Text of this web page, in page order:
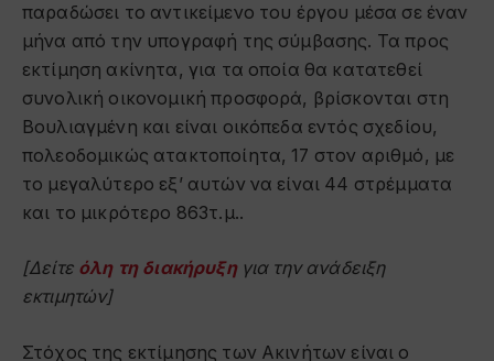
παραδώσει το αντικείμενο του έργου μέσα σε έναν
μήνα από την υπογραφή της σύμβασης. Τα προς
εκτίμηση ακίνητα, για τα οποία θα κατατεθεί
συνολική οικονομική προσφορά, βρίσκονται στη
Βουλιαγμένη και είναι οικόπεδα εντός σχεδίου,
πολεοδομικώς ατακτοποίητα, 17 στον αριθμό, με
το μεγαλύτερο εξ’ αυτών να είναι 44 στρέμματα
και το μικρότερο 863τ.μ..
[Δείτε όλη τη διακήρυξηγια την ανάδειξη
εκτιμητών]
Στόχος της εκτίμησης των Ακινήτων είναι ο